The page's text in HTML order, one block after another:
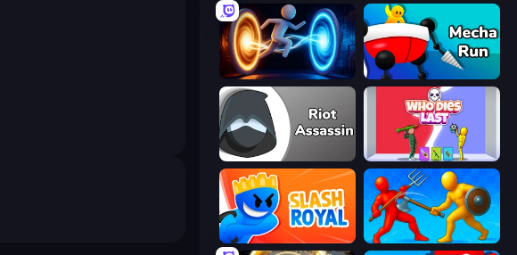
Portal Escape Mecha Run
Riot Assassin Who Dies Last?
Slash Royal Epic Sword Battle! Fight in Arena